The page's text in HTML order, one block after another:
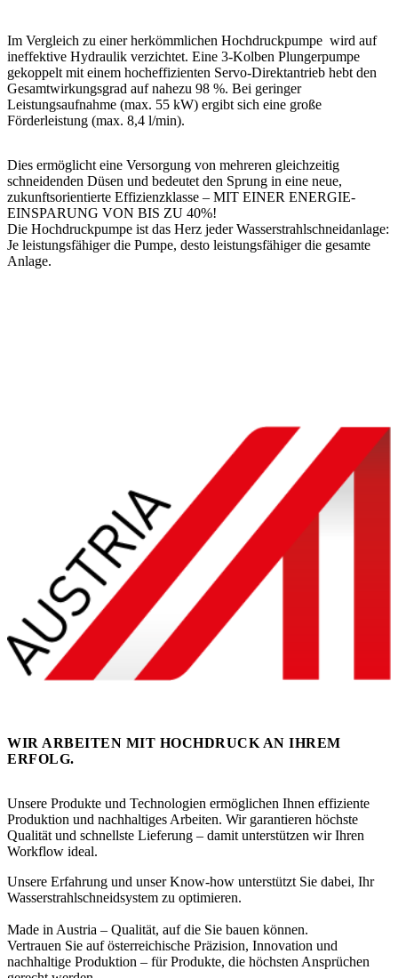
Im Vergleich zu einer herkömmlichen Hochdruckpumpe wird auf
ineffektive Hydraulik verzichtet. Eine 3-Kolben Plungerpumpe
gekoppelt mit einem hocheffizienten Servo-Direktantrieb hebt den
Gesamtwirkungsgrad auf nahezu 98 %. Bei geringer
Leistungsaufnahme (max. 55 kW) ergibt sich eine große
Förderleistung (max. 8,4 l/min).
Dies ermöglicht eine Versorgung von mehreren gleichzeitig
schneidenden Düsen und bedeutet den Sprung in eine neue,
zukunftsorientierte Effizienzklasse – MIT EINER ENERGIE-
EINSPARUNG VON BIS ZU 40%!
Die Hochdruckpumpe ist das Herz jeder Wasserstrahlschneidanlage:
Je leistungsfähiger die Pumpe, desto leistungsfähiger die gesamte
Anlage.
WIR ARBEITEN MIT HOCHDRUCK AN IHREM
ERFOLG.
Unsere Produkte und Technologien ermöglichen Ihnen effiziente
Produktion und nachhaltiges Arbeiten. Wir garantieren höchste
Qualität und schnellste Lieferung – damit unterstützen wir Ihren
Workflow ideal.
Unsere Erfahrung und unser Know-how unterstützt Sie dabei, Ihr
Wasserstrahlschneidsystem zu optimieren.
Made in Austria – Qualität, auf die Sie bauen können.
Vertrauen Sie auf österreichische Präzision, Innovation und
nachhaltige Produktion – für Produkte, die höchsten Ansprüchen